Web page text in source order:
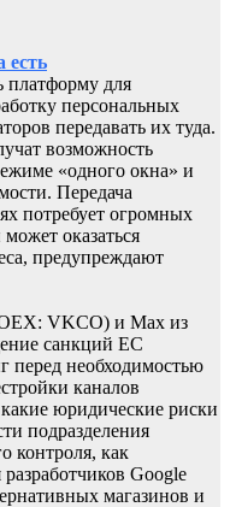
есть
платформу для
персональных
передавать их туда.
возможность
«одного окна» и
Передача
потребует огромных
оказаться
предупреждают
VKCO) и Max из
санкций ЕС
перед необходимостью
каналов
юридические риски
подразделения
контроля, как
Google
магазинов и